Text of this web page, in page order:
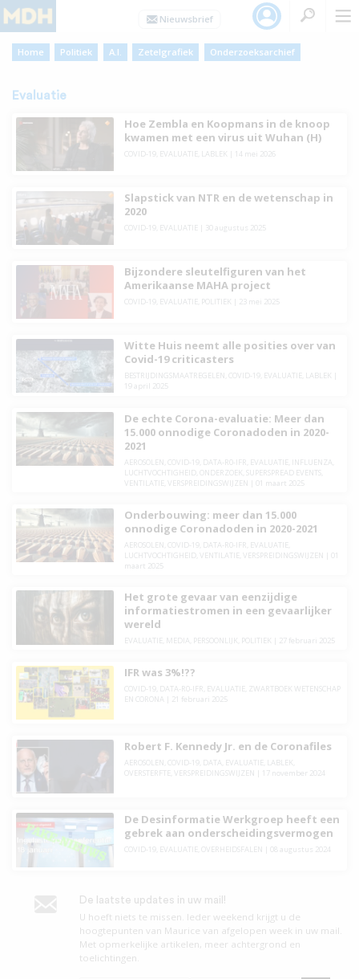
Home Politiek A.I. Zetelgrafiek Onderzoeksarchief
Evaluatie
Hoe Zembla en Koopmans in de knoop
kwamen met een virus uit Wuhan (H)
COVID-19, EVALUATIE LABLEK 14 mei 2026
Slapstick van NTR en de wetenschap in
2020
COVID-19, EVALUATIE 30 augustus 2025
Bijzondere sleutelfiguren van het
Amerikaanse MAHA project
COVID-19, EVALUATIE POLITIEK 23 mei 2025
Witte Huis neemt alle posities over van
Covid-19 criticasters
BESTRIJDINGSMAATREGELEN COVID-19, EVALUATIE LABLEK
19 april 2025
De echte Corona-evaluatie: Meer dan
15.000 onnodige Coronadoden in 2020-
2021
AEROSOLEN COVID-19, DATA-R0-IFR EVALUATIE INFLUENZA
LUCHTVOCHTIGHEID, ONDERZOEK SUPERSPREAD EVENTS,
VENTILATIE
VERSPREIDINGSWIJZEN 01 maart 2025
Onderbouwing: meer dan 15.000
onnodige Coronadoden in 2020-2021
AEROSOLEN COVID-19, DATA-R0-IFR EVALUATIE
LUCHTVOCHTIGHEID, VENTILATIE VERSPREIDINGSWIJZEN
01
maart 2025
Het grote gevaar van eenzijdige
informatiestromen in een gevaarlijker
wereld
EVALUATIE MEDIA PERSOONLIJK POLITIEK 27 februari 2025
IFR was 3%!??
COVID-19, DATA-R0-IFR EVALUATIE
ZWARTBOEK WETENSCHAP
EN CORONA
21 februari 2025
Robert F. Kennedy Jr. en de Coronafiles
AEROSOLEN COVID-19, DATA EVALUATIE LABLEK
OVERSTERFTE
VERSPREIDINGSWIJZEN 17 november 2024
De Desinformatie Werkgroep heeft een
gebrek aan onderscheidingsvermogen
COVID-19, EVALUATIE OVERHEIDSFALEN 08 augustus 2024
De laatste updates in uw mail!
U hoeft niets te missen. leder weekend krijgt u de
hoogtepunten van Maurice van afgelopen week in uw mail.
Met opmerkelijke artikelen, meer achtergrond en
toelichtingen.